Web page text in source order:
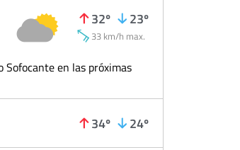
32º 23º
33 km/h max.
Sofocante en las próximas
34º 24º